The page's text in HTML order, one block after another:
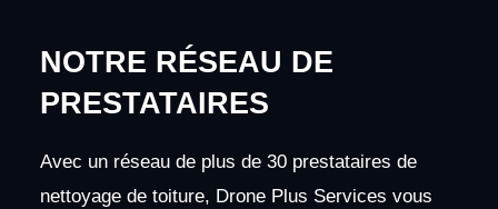
NOTRE RÉSEAU DE
PRESTATAIRES
Avec un réseau de plus de 30 prestataires de
nettoyage de toiture, Drone Plus Services vous